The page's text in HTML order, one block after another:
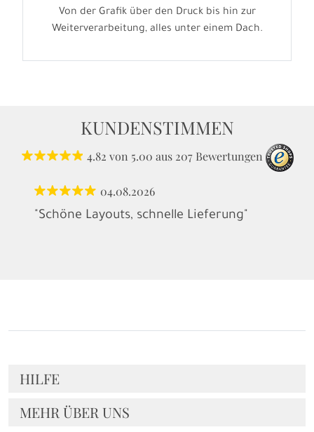
Von der Grafik über den Druck bis hin zur
Weiterverarbeitung, alles unter einem Dach.
KUNDENSTIMMEN
4.82 von 5.00 aus 207 Bewertungen
04.08.2026
"Schöne Layouts, schnelle Lieferung"
HILFE
MEHR ÜBER UNS